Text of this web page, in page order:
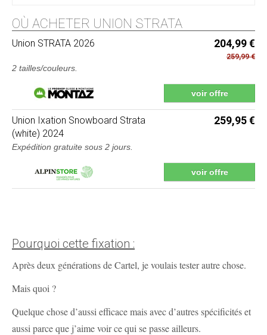
OÙ ACHETER UNION STRATA
Union STRATA 2026 204,99 €
259,99 €
2 tailles/couleurs.
voir offre
Union Ixation Snowboard Strata
(white) 2024
259,95 €
Expédition gratuite sous 2 jours
voir offre
Pourquoi cette fixation :
Après deux générations de Cartel, je voulais tester autre chose.
Mais quoi ?
Quelque chose d’aussi efficace mais avec d’autres spécificités et
aussi parce que j’aime voir ce qui se passe ailleurs.